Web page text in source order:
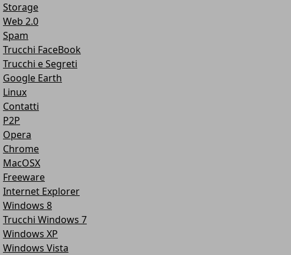
Storage
Web 2.0
Spam
Trucchi FaceBook
Trucchi e Segreti
Google Earth
Linux
Contatti
P2P
Opera
Chrome
MacOSX
Freeware
Internet Explorer
Windows 8
Trucchi Windows 7
Windows XP
Windows Vista